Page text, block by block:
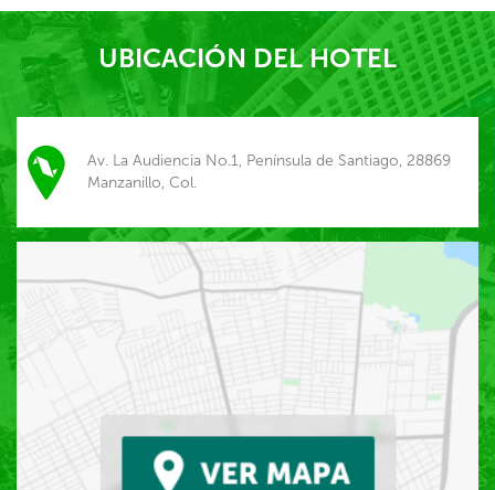
UBICACIÓN DEL HOTEL
Av. La Audiencia No.1, Península de Santiago, 28869
Manzanillo, Col.